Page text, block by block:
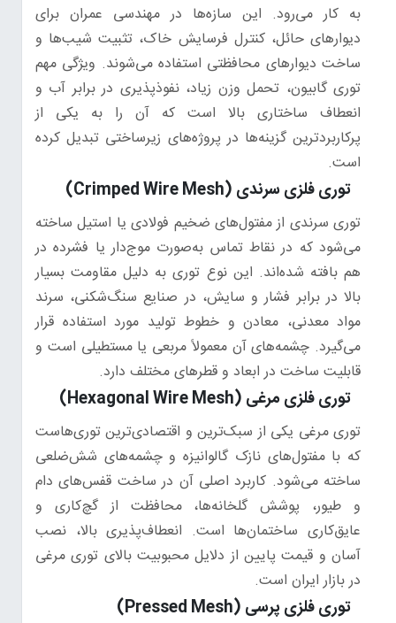
به کار می‌رود. این سازه‌ها در مهندسی عمران برای
دیوارهای حائل، کنترل فرسایش خاک، تثبیت شیب‌ها و
ساخت دیوارهای محافظتی استفاده می‌شوند. ویژگی مهم
توری گابیون، تحمل وزن زیاد، نفوذپذیری در برابر آب و
انعطاف ساختاری بالا است که آن را به یکی از
پرکاربردترین گزینه‌ها در پروژه‌های زیرساختی تبدیل کرده
توری فلزی سرندی (Crimped Wire Mesh)
توری سرندی از مفتول‌های ضخیم فولادی یا استیل ساخته
می‌شود که در نقاط تماس به‌صورت موج‌دار یا فشرده در
هم بافته شده‌اند. این نوع توری به دلیل مقاومت بسیار
بالا در برابر فشار و سایش، در صنایع سنگ‌شکنی، سرند
مواد معدنی، معادن و خطوط تولید مورد استفاده قرار
می‌گیرد. چشمه‌های آن معمولاً مربعی یا مستطیلی است و
قابلیت ساخت در ابعاد و قطرهای مختلف دارد.
توری فلزی مرغی (Hexagonal Wire Mesh)
توری مرغی یکی از سبک‌ترین و اقتصادی‌ترین توری‌هاست
که با مفتول‌های نازک گالوانیزه و چشمه‌های شش‌ضلعی
ساخته می‌شود. کاربرد اصلی آن در ساخت قفس‌های دام
و طیور، پوشش گلخانه‌ها، محافظت از گچ‌کاری و
عایق‌کاری ساختمان‌ها است. انعطاف‌پذیری بالا، نصب
آسان و قیمت پایین از دلایل محبوبیت بالای توری مرغی
در بازار ایران است.
توری فلزی پرسی (Pressed Mesh)